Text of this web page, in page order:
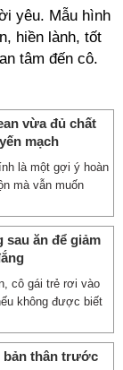
yêu. Mẫu hình
hiền lành, tốt
tâm đến cô.
vừa đủ chất
mạch
là một gợi ý hoàn
mà vẫn muốn
sau ăn để giảm
cô gái trẻ rơi vào
không được biết
bản thân trước